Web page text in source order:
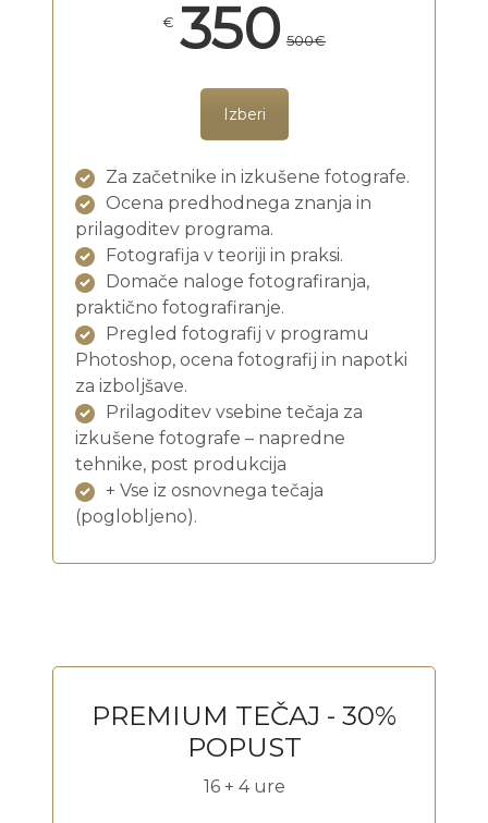
€ 350 500€
Izberi
Za začetnike in izkušene fotografe.
Ocena predhodnega znanja in
prilagoditev programa.
Fotografija v teoriji in praksi.
Domače naloge fotografiranja,
praktično fotografiranje.
Pregled fotografij v programu
Photoshop, ocena fotografij in napotki
za izboljšave.
Prilagoditev vsebine tečaja za
izkušene fotografe – napredne
tehnike, post produkcija
+ Vse iz osnovnega tečaja
(poglobljeno).
PREMIUM TEČAJ - 30%
POPUST
16 + 4 ure